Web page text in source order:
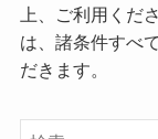
上、ご利用くだ
は、諸条件すべ
だきます。